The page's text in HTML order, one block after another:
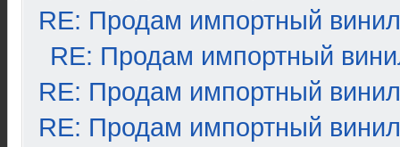
RE: Продам импортный винил
RE: Продам импортный
RE: Продам импортный винил
RE: Продам импортный винил